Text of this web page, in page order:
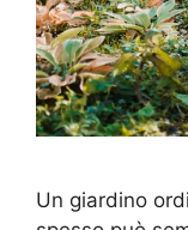
Un giardino